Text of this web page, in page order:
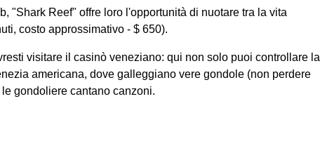
"Shark Reef" offre loro l'opportunità di nuotare tra la vita
costo approssimativo - $ 650).
visitare il casinò veneziano: qui non solo puoi controllare la
americana, dove galleggiano vere gondole (non perdere
gondoliere cantano canzoni.